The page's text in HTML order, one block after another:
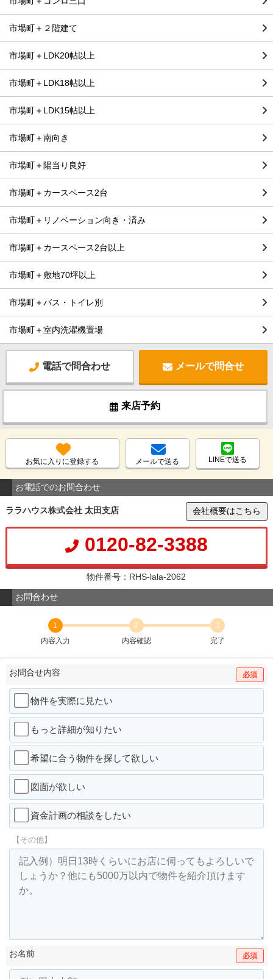
市場町＋２階建て
市場町＋LDK20帖以上
市場町＋LDK18帖以上
市場町＋LDK15帖以上
市場町＋南向き
市場町＋陽当り良好
市場町＋カースペース2台
市場町＋リノベーション向き・済み
市場町＋カースペース2台以上
市場町＋敷地70坪以上
市場町＋バス・トイレ別
市場町＋室内洗濯機置場
電話で問合わせ メールで問合せ
来店予約
お気に入りに登録する メールで送る LINEで送る
お電話でのお問合わせ
ララハウス株式会社 太田支店 会社概要はこちら
0120-82-3388
物件番号：RHS-lala-2062
お問合わせ
1
内容入力
2
内容確認
3
完了
お問合せ内容 必須
物件を実際に見たい
もっと詳細が知りたい
希望に合う物件を探して欲しい
図面が欲しい
資金計画の相談をしたい
【その他】
お名前 必須